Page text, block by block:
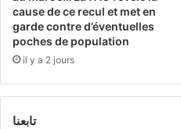
cause de ce recul et met en
garde contre d’éventuelles
poches de population
il y a 2 jours
تابعنا